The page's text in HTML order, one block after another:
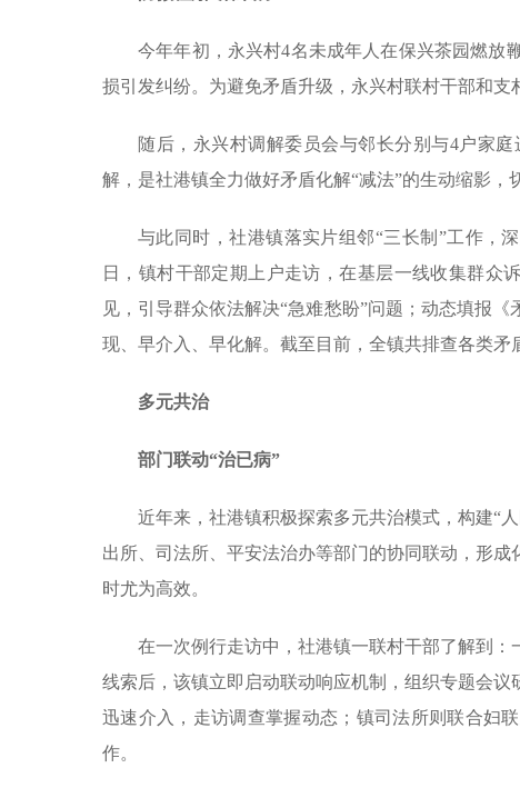
今年年初，永兴村4名未成年人在保兴茶园燃放
损引发纠纷。为避免矛盾升级，永兴村联村干部和支
随后，永兴村调解委员会与邻长分别与4户家
解，是社港镇全力做好矛盾化解“减法”的生动缩影，
与此同时，社港镇落实片组邻“三长制”工作，
日，镇村干部定期上户走访，在基层一线收集群众
见，引导群众依法解决“急难愁盼”问题；动态填报
现、早介入、早化解。截至目前，全镇共排查各类矛
多元共治
部门联动“治已病”
近年来，社港镇积极探索多元共治模式，构建“
出所、司法所、平安法治办等部门的协同联动，形
时尤为高效。
在一次例行走访中，社港镇一联村干部了解到
线索后，该镇立即启动联动响应机制，组织专题会
迅速介入，走访调查掌握动态；镇司法所则联合妇
作。